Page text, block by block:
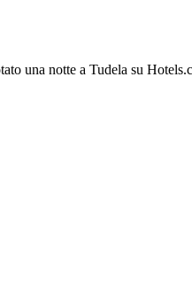
una notte a Tudela su